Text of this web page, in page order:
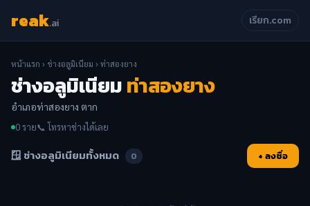
reak.ai เรียก.com
หน้าแรก › ช่างอลูมิเนียม › ท่าสองยาง
ช่างอลูมิเนียมท่าสองยาง
อำเภอท่าสองยาง ตาก
0 ราย📞 โทรหาช่างได้เลย
🪟 ช่างอลูมิเนียมทั้งหมด 0 + ลงชื่อ